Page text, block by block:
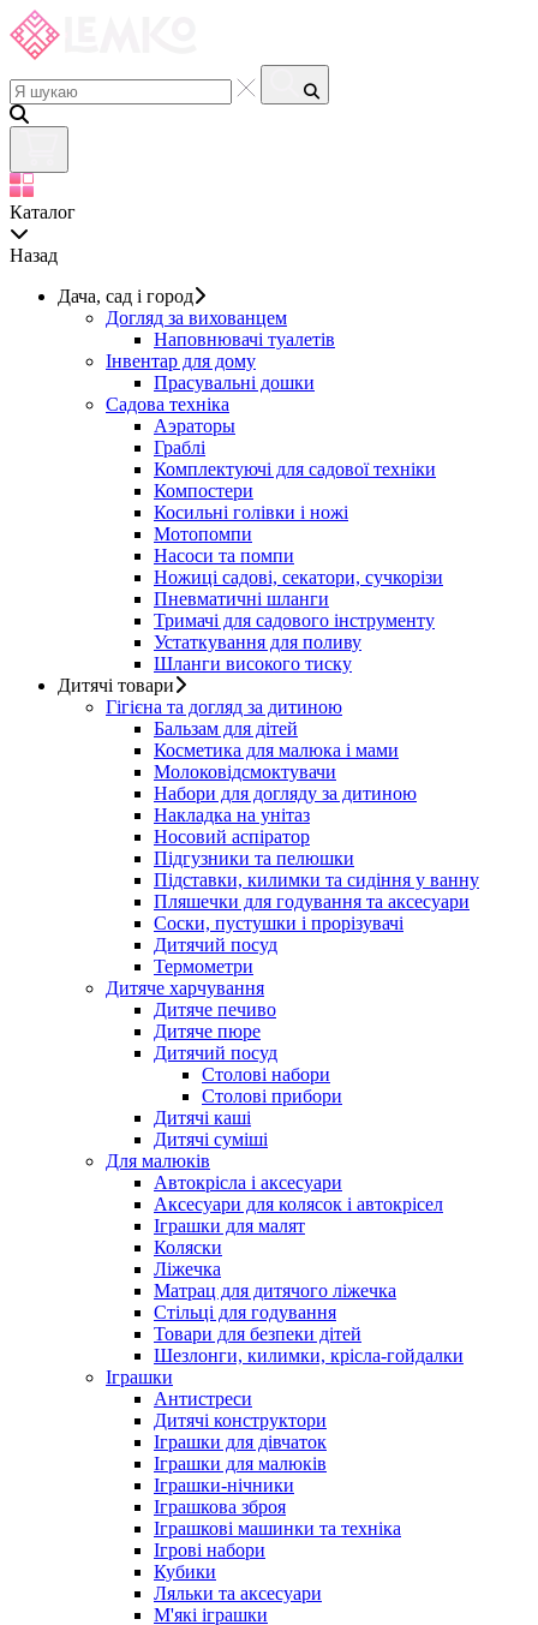
Каталог
Назад
Дача, сад і город
Догляд за вихованцем
Наповнювачі туалетів
Інвентар для дому
Прасувальні дошки
Садова техніка
Аэраторы
Граблі
Комплектуючі для садової техніки
Компостери
Косильні голівки і ножі
Мотопомпи
Насоси та помпи
Ножиці садові, секатори, сучкорізи
Пневматичні шланги
Тримачі для садового інструменту
Устаткування для поливу
Шланги високого тиску
Дитячі товари
Гігієна та догляд за дитиною
Бальзам для дітей
Косметика для малюка і мами
Молоковідсмоктувачи
Набори для догляду за дитиною
Накладка на унітаз
Носовий аспіратор
Підгузники та пелюшки
Підставки, килимки та сидіння у ванну
Пляшечки для годування та аксесуари
Соски, пустушки і прорізувачі
Дитячий посуд
Термометри
Дитяче харчування
Дитяче печиво
Дитяче пюре
Дитячий посуд
Столові набори
Столові прибори
Дитячі каші
Дитячі суміші
Для малюків
Автокрісла і аксесуари
Аксесуари для колясок і автокрісел
Іграшки для малят
Коляски
Ліжечка
Матрац для дитячого ліжечка
Стільці для годування
Товари для безпеки дітей
Шезлонги, килимки, крісла-гойдалки
Іграшки
Антистреси
Дитячі конструктори
Іграшки для дівчаток
Іграшки для малюків
Іграшки-нічники
Іграшкова зброя
Іграшкові машинки та техніка
Ігрові набори
Кубики
Ляльки та аксесуари
М'які іграшки